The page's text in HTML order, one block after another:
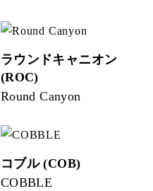
ラウンドキャニオン
(ROC)
Round Canyon
コブル (COB)
COBBLE